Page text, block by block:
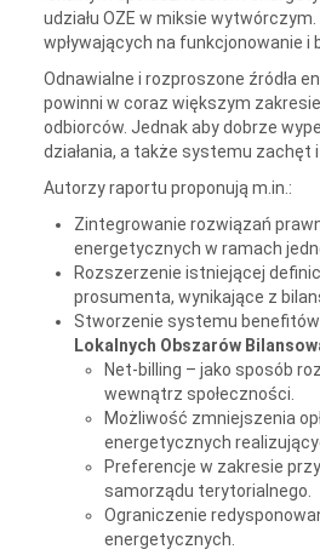
udziału OZE w miksie
wpływających na funkcjonowanie i
Odnawialne i rozproszone źródła
powinni w coraz większym
odbiorców. Jednak aby dobrze
działania, a także systemu zachęt
Autorzy raportu proponują m.in.:
Zintegrowanie rozwiązań
energetycznych w ramach
Rozszerzenie istniejącej
prosumenta, wynikające z
Stworzenie systemu
Lokalnych Obszarów
Net-billing – jako sposób
wewnątrz społeczności.
Możliwość zmniejszenia
energetycznych
Preferencje w zakresie
samorządu terytorialnego.
Ograniczenie
energetycznych.